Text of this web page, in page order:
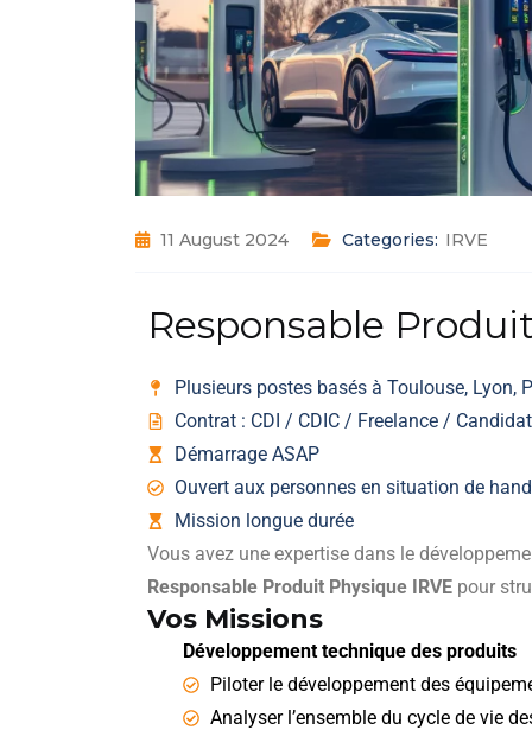
11 August 2024 Categories: IRVE
Responsable
Plusieurs postes basés à Toulouse, Lyon,
Contrat : CDI / CDIC / Freelance /
Démarrage ASAP
Ouvert aux personnes en situation de
Mission longue durée
Vous avez une expertise dans le
Responsable Produit Physique IRVE pour
Vos Missions
Développement technique des produits
Piloter le développement des
Analyser l’ensemble du cycle de vie